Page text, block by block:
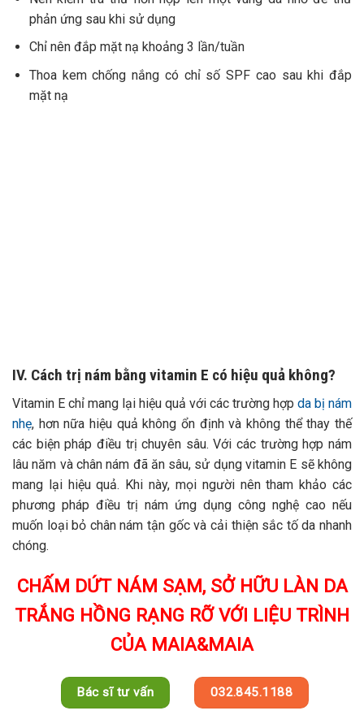
phản ứng sau khi sử dụng
Chỉ nên đắp mặt nạ khoảng 3 lần/tuần
Thoa kem chống nắng có chỉ số SPF cao sau khi đắp
mặt nạ
IV. Cách trị nám bằng vitamin E có hiệu quả không?
Vitamin E chỉ mang lại hiệu quả với các trường hợp da bị nám
nhẹ, hơn nữa hiệu quả không ổn định và không thể thay thế
các biện pháp điều trị chuyên sâu. Với các trường hợp nám
lâu năm và chân nám đã ăn sâu, sử dụng vitamin E sẽ không
mang lại hiệu quả. Khi này, mọi người nên tham khảo các
phương pháp điều trị nám ứng dụng công nghệ cao nếu
muốn loại bỏ chân nám tận gốc và cải thiện sắc tố da nhanh
chóng.
CHẤM DỨT NÁM SẠM, SỞ HỮU LÀN DA
TRẮNG HỒNG RẠNG RỠ VỚI LIỆU TRÌNH
CỦA MAIA&MAIA
Bác sĩ tư vấn 032.845.1188